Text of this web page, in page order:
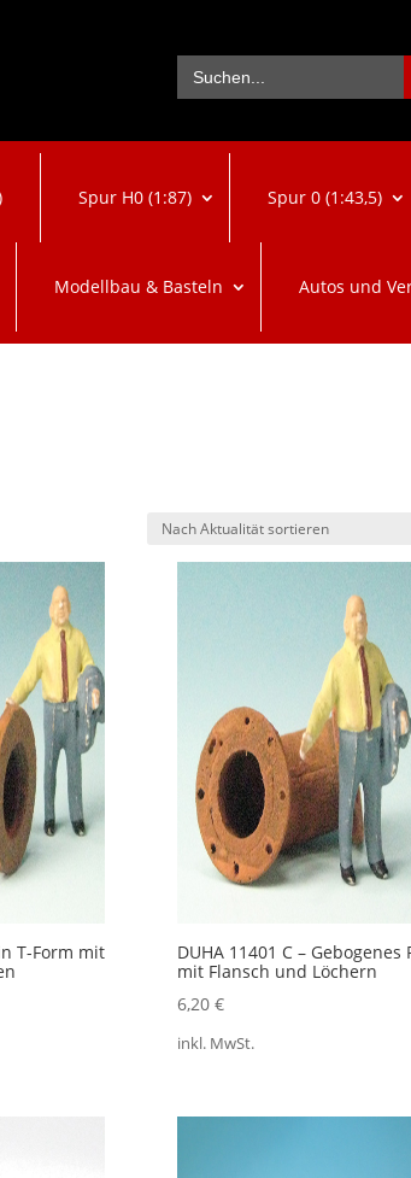
Search
for:
Spur H0 (1:87) Spur 0 (1:43,5)
Modellbau & Basteln Autos und
T-Form mit
DUHA 11401 C – Gebogenes
mit Flansch und Löchern
6,20 €
inkl. MwSt.